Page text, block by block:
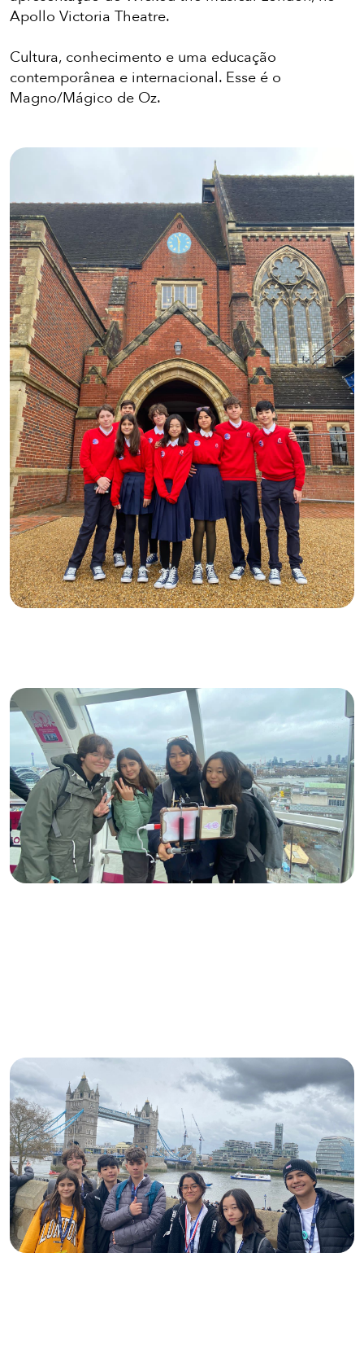
Apollo Victoria Theatre.
Cultura, conhecimento e uma educação
contemporânea e internacional. Esse é o
Magno/Mágico de Oz.